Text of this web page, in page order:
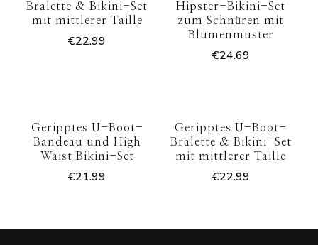
Bralette & Bikini-Set
mit mittlerer Taille
€22.99
Hipster-Bikini-Set
zum Schnüren mit
Blumenmuster
€24.69
Geripptes U-Boot-
Bandeau und High
Waist Bikini-Set
€21.99
Geripptes U-Boot-
Bralette & Bikini-Set
mit mittlerer Taille
€22.99